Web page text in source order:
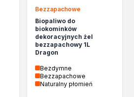
Bezzapachowe
Biopaliwo do
biokominków
dekoracyjnych żel
bezzapachowy 1L
Dragon
Bezdymne
Bezzapachowe
Naturalny płomień